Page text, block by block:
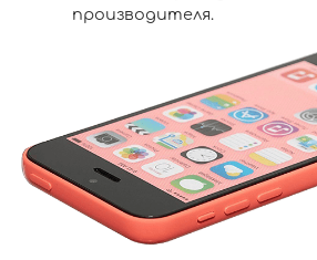
производителя.